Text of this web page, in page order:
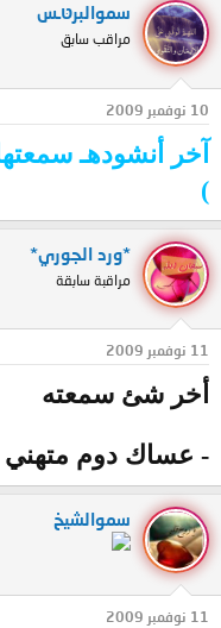
سموالبرטּـس
مراقب سابق
10 نوفمبر 2009
آخر أنشودهـ
)
*ورد الجوري*
مراقبة سابقة
11 نوفمبر 2009
أخر شئ سمعته
- عساك دوم متهني
سموالشيخ
11 نوفمبر 2009